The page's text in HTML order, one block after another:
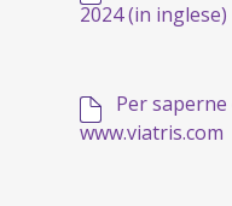
2024 (in inglese)
Per
www.viatris.com